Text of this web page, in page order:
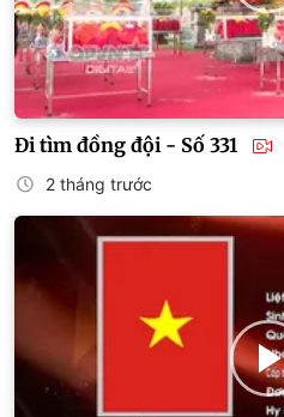
Đi tìm đồng đội - Số 331
2 tháng trước